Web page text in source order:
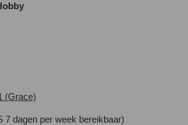
(Grace)
7 dagen per week bereikbaar)